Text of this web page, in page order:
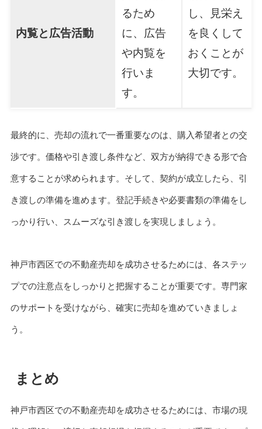
内覧と広告活動
るため
に、広告
や内覧を
行いま
す。
し、見栄え
を良くして
おくことが
大切です。
最終的に、売却の流れで一番重要なのは、購入希望者との交
渉です。価格や引き渡し条件など、双方が納得できる形で合
意することが求められます。そして、契約が成立したら、引
き渡しの準備を進めます。登記手続きや必要書類の準備をし
っかり行い、スムーズな引き渡しを実現しましょう。
神戸市西区での不動産売却を成功させるためには、各ステッ
プでの注意点をしっかりと把握することが重要です。専門家
のサポートを受けながら、確実に売却を進めていきましょ
う。
まとめ
神戸市西区での不動産売却を成功させるためには、市場の現